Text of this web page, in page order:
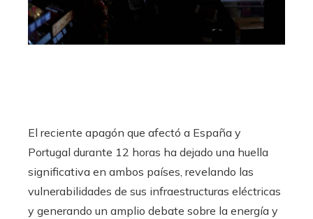
El reciente apagón que afectó a España y
Portugal durante 12 horas ha dejado una huella
significativa en ambos países, revelando las
vulnerabilidades de sus infraestructuras eléctricas
y generando un amplio debate sobre la energía y